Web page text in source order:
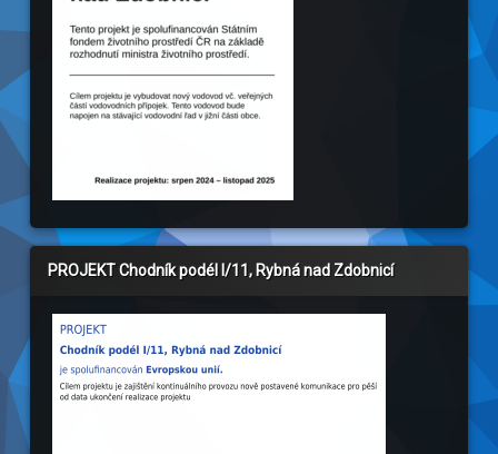
PROJEKT Chodník podél I/11, Rybná nad Zdobnicí